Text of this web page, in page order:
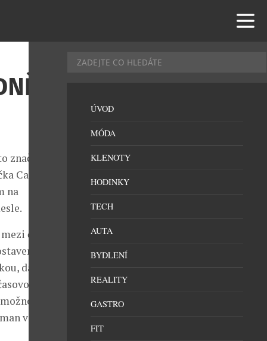
Carl F.
na
čtyřmi
s
dámské
v Praze
ÚVOD
MÓDA
KLENOTY
HODINKY
TECH
AUTA
BYDLENÍ
REALITY
GASTRO
FIT